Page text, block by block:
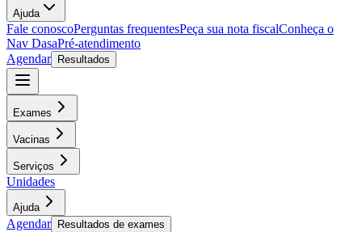
Ajuda
Fale conoscoPerguntas frequentesPeça sua nota fiscalConheça o
Nav DasaPré-atendimento
Agendar
Resultados
Exames
Vacinas
Serviços
Unidades
Ajuda
Agendar Resultados de exames